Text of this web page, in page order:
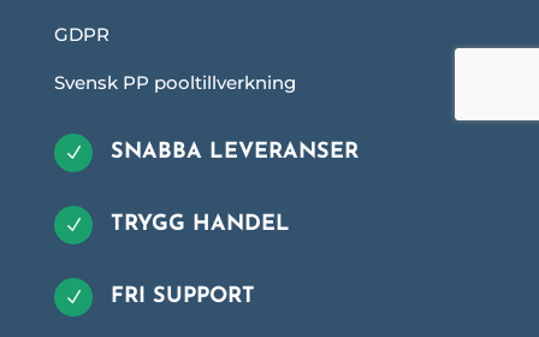
GDPR
Svensk PP pooltillverkning
N SNABBA LEVERANSER
N TRYGG HANDEL
N FRI SUPPORT